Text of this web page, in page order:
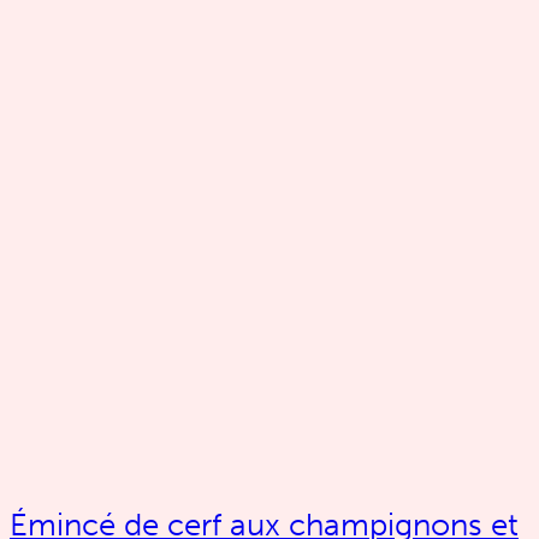
Émincé de cerf aux champignons et